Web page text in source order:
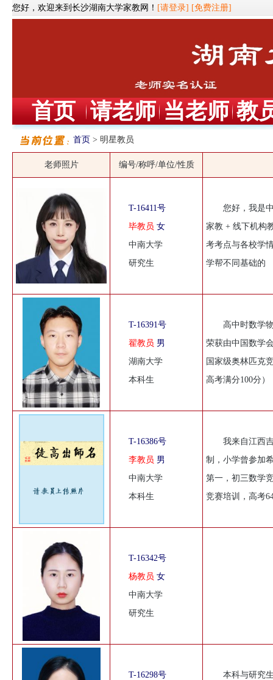
您好，欢迎来到长沙湖南大学家教网！ [请登录] [免费注册]
首页 请老师 当老师 教
首页 > 明星教员
老师照片 编号/称呼/单位/性质
T-16411号
毕教员 女
中南大学
研究生
您好，我是
家教 + 线下机构
考考点与各校学
学帮不同基础的
T-16391号
翟教员 男
湖南大学
本科生
高中时数学
荣获由中国数学
国家级奥林匹克
高考满分100分）
T-16386号
李教员 男
中南大学
本科生
我来自江西
制，小学曾参加
第一，初三数学
竞赛培训，高考
T-16342号
杨教员 女
中南大学
研究生
T-16298号
本科与研究